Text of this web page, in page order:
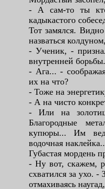
- А сам-то ты
кадыкастого
Тот замялся.
назваться
- Ученик, -
внутренней борьбы.
- Ага... -
их на что?
- Тоже на
- А на чисто
- Или на
Благородные
купюры... Им
водочная
Губастая мордень
- Ну вот, скажем,
схватился за ухо. -
отмахиваясь